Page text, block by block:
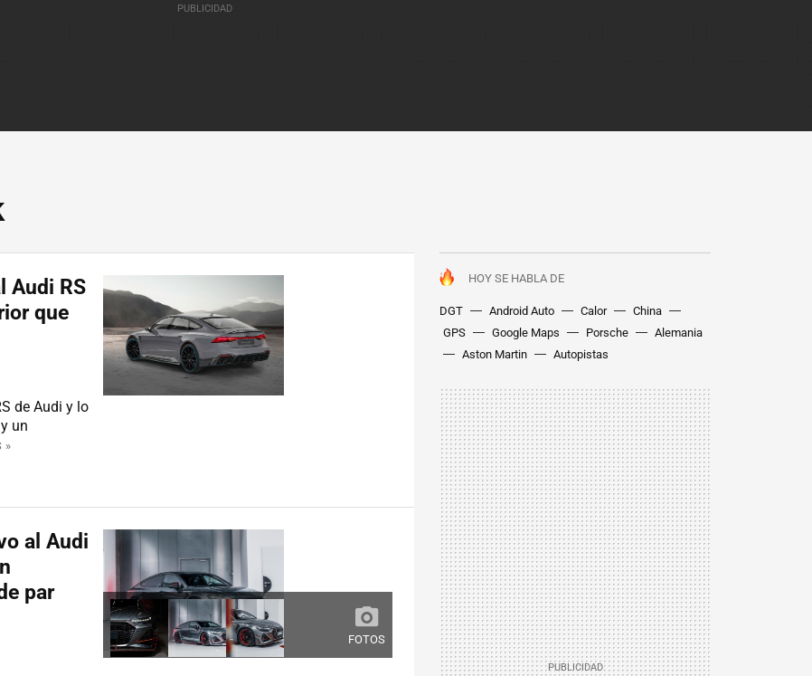
HOY SE HABLA DE
DGT Android Auto Calor
China
GPS
Google Maps Porsche
Alemania
Aston Martin
Autopistas
Audi RS
que
de Audi y lo
un
»
FOTOS
al Audi
par